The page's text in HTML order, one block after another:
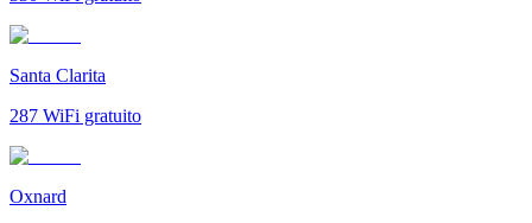
Santa Clarita
287 WiFi gratuito
Oxnard